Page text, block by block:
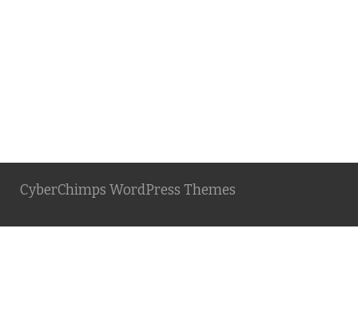
CyberChimps WordPress Themes